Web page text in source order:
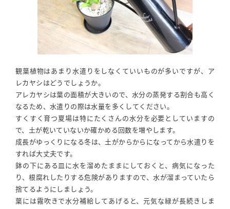
観葉植物はあまり水遣りをしなくていいものが多いですが、ア
レカヤシはどうでしょうか。
アレカヤシは葉の面積が大きいので、水分の蒸発する割合も高く
なるため、水遣りの際は水量を多くしてください。
すくすく育つ夏場は特にたくさんの水分を必要としていますの
で、土が乾いていないか確かめる回数を増やします。
成長がゆっくりになる冬は、土がからからになってから水遣りを
すれば大丈夫です。
鉢の下にある皿に水を溜めたままにしておくと、病気になった
り、根腐れしたりする危険がありますので、水が溜まっていたら
捨てるようにしましょう。
葉には霧吹きで水分補給してあげると、元気な緑が長続きしま